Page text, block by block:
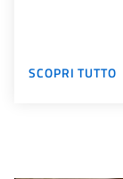
SCOPRI TUTTO